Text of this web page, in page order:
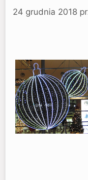
24 grudnia 2018